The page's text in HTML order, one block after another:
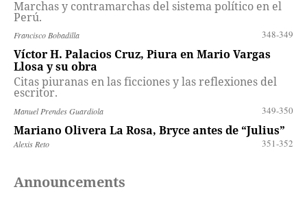
Marchas y contramarchas del sistema político en el
Perú.
Francisco Bobadilla 348-349
Víctor H. Palacios Cruz, Piura en Mario Vargas
Llosa y su obra
Citas piuranas en las ficciones y las reflexiones del
escritor.
Manuel Prendes Guardiola 349-350
Mariano Olivera La Rosa, Bryce antes de “Julius”
Alexis Reto 351-352
Announcements